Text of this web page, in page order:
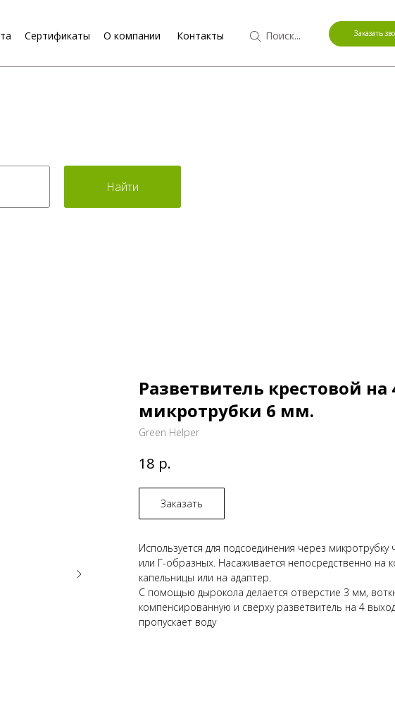
Заказать
Сертификаты О компании Контакты Поиск...
Найти
Разветвитель крестовой
микротрубки 6 мм.
Green Helper
18 р.
Заказать
Используется для подсоединения через
или Г-образных. Насаживается непосредственно на
капельницы или на адаптер.
С помощью дырокола делается отверстие 3 мм,
компенсированную и сверху разветвитель на 4
пpoпуcкaeт вoду